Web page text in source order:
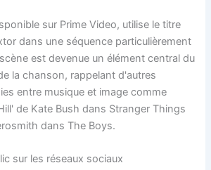
sur Prime Video, utilise le titre
dans une séquence particulièrement
est devenue un élément central du
la chanson, rappelant d'autres
entre musique et image comme
de Kate Bush dans Stranger Things
dans The Boys.
sur les réseaux sociaux